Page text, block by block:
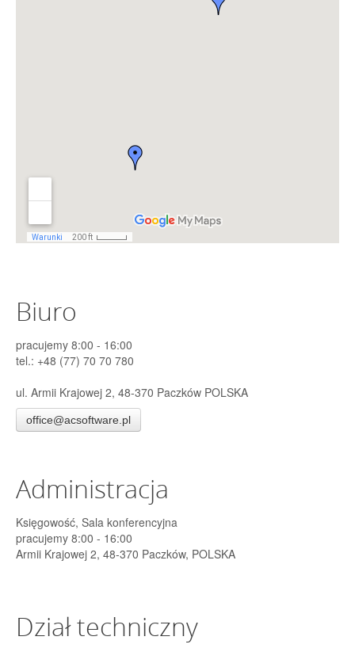
Biuro
pracujemy 8:00 - 16:00
tel.: +48 (77) 70 70 780
ul. Armii Krajowej 2, 48-370 Paczków POLSKA
office@acsoftware.pl
Administracja
Księgowość, Sala konferencyjna
pracujemy 8:00 - 16:00
Armii Krajowej 2, 48-370 Paczków, POLSKA
Dział techniczny